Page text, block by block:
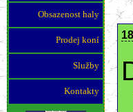
Obsazenost haly
Prodej koní
Služby
Kontakty